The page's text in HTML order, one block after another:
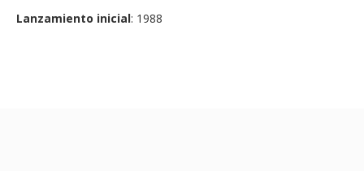
Lanzamiento inicial: 1988